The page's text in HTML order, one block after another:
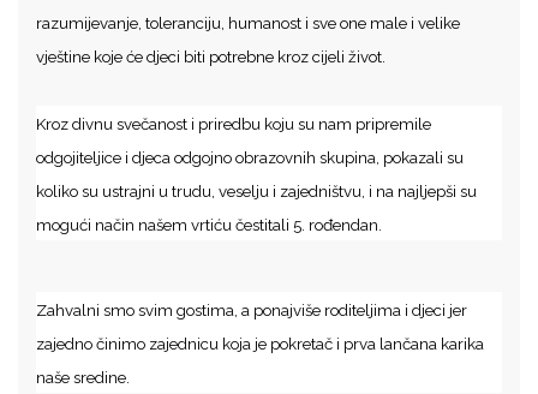
razumijevanje, toleranciju, humanost i sve one male i velike
vještine koje će djeci biti potrebne kroz cijeli život.
Kroz divnu svečanost i priredbu koju su nam pripremile
odgojiteljice i djeca odgojno obrazovnih skupina, pokazali su
koliko su ustrajni u trudu, veselju i zajedništvu, i na najljepši su
mogući način našem vrtiću čestitali 5. rođendan.
Zahvalni smo svim gostima, a ponajviše roditeljima i djeci jer
zajedno činimo zajednicu koja je pokretač i prva lančana karika
naše sredine.